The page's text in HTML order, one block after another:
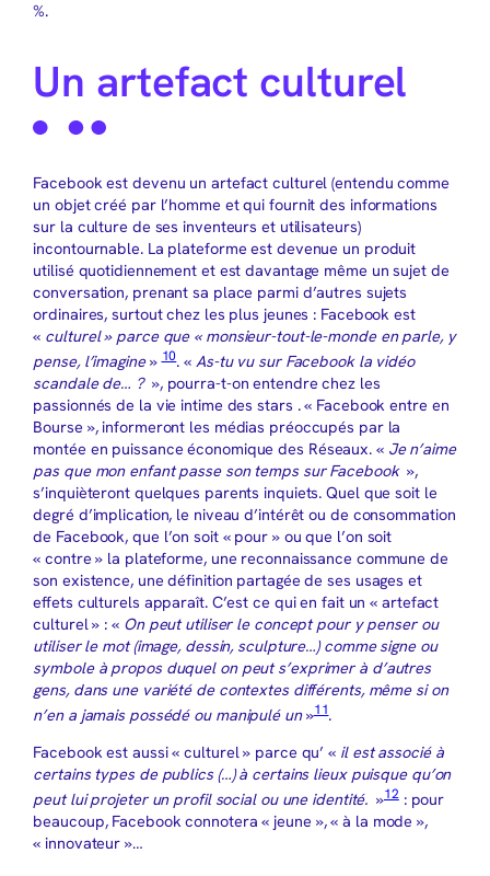
%.
Un artefact culturel
Facebook est devenu un artefact culturel (entendu comme
un objet créé par l’homme et qui fournit des informations
sur la culture de ses inventeurs et utilisateurs)
incontournable. La plateforme est devenue un produit
utilisé quotidiennement et est davantage même un sujet de
conversation, prenant sa place parmi d’autres sujets
ordinaires, surtout chez les plus jeunes : Facebook est
« culturel » parce que « monsieur-tout-le-monde en parle, y
pense, l’imagine»10. « As-tu vu sur Facebook la vidéo
scandale de… ? », pourra-t-on entendre chez les
passionnés de la vie intime des stars . « Facebook entre en
Bourse », informeront les médias préoccupés par la
montée en puissance économique des Réseaux. « Je n’aime
pas que mon enfant passe son temps sur Facebook »,
s’inquièteront quelques parents inquiets. Quel que soit le
degré d’implication, le niveau d’intérêt ou de consommation
de Facebook, que l’on soit « pour » ou que l’on soit
« contre » la plateforme, une reconnaissance commune de
son existence, une définition partagée de ses usages et
effets culturels apparaît. C’est ce qui en fait un « artefact
culturel » : « On peut utiliser le concept pour y penser ou
utiliser le mot (image, dessin, sculpture…) comme signe ou
symbole à propos duquel on peut s’exprimer à d’autres
gens, dans une variété de contextes différents, même si on
n’en a jamais possédé ou manipulé un»11.
Facebook est aussi « culturel » parce qu’ « il est associé à
certains types de publics (…) à certains lieux puisque qu’on
peut lui projeter un profil social ou une identité. »12: pour
beaucoup, Facebook connotera « jeune », « à la mode »,
« innovateur »…